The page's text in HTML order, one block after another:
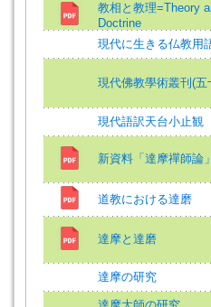
教相と教理=Theory
Doctrine
現代に生きる仏教用
現代佛教學術叢刊(
現代語訳天台小止観
新資料「達摩禪師論
道教における達磨
達摩と達磨
達摩の研究